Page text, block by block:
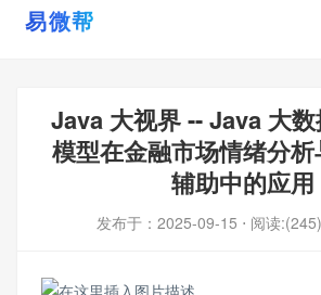
Java 大视界 -- Java 大
模型在金融市场情绪分
辅助中的应用
发布于： 2025-09-15 ⋅ 阅读:(245)